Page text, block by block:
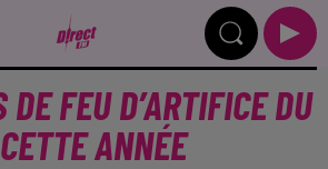
FEU D’ARTIFICE DU
ANNÉE